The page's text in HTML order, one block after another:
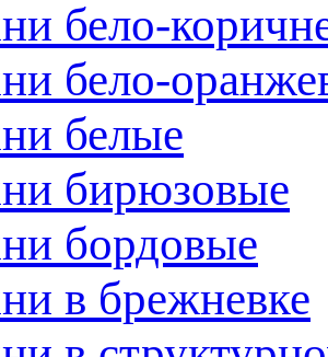
бело-
бело-
белые
бирюзовые
бордовые
в брежневке